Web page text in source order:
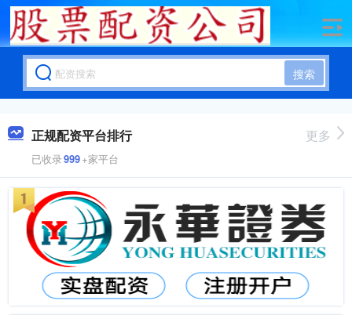
搜索
正规配资平台排行
已收录999+家平台
更多